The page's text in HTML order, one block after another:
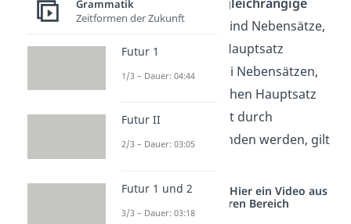
Nebensätze
. Das sind Nebensätze,
die vom gleichen Hauptsatz
abhängen. Bei zwei Nebensätzen,
die nicht zum gleichen Hauptsatz
gehören oder nicht durch
„und/oder“ verbunden werden, gilt
Studyflix vernetzt: Hier ein Video aus
einem anderen Bereich
Grammatik
Zeitformen der Zukunft
Futur 1
1/3 – Dauer: 04:44
Futur II
2/3 – Dauer: 03:05
Futur 1 und 2
3/3 – Dauer: 03:18